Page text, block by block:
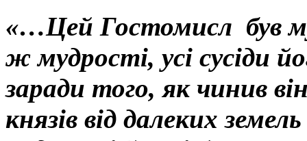
«…Цей Гостомисл був
ж мудрості, усі сусіди
заради того, як чинив
князів від далеких